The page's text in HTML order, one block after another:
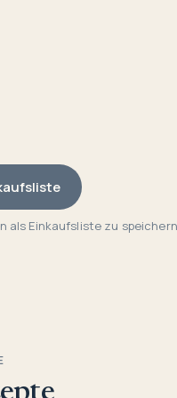
als Einkaufsliste zu